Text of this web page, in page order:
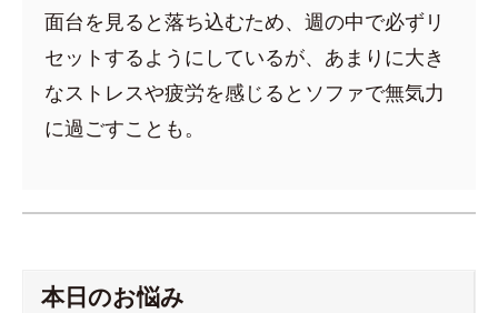
面台を見ると落ち込むため、週の中で必ずリ
セットするようにしているが、あまりに大き
なストレスや疲労を感じるとソファで無気力
に過ごすことも。
本日のお悩み